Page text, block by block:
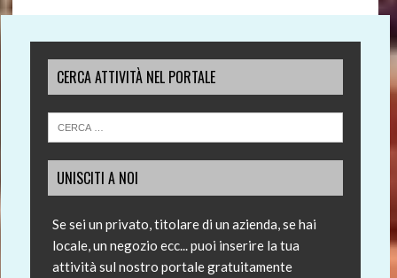
CERCA ATTIVITÀ NEL PORTALE
UNISCITI A NOI
Se sei un privato, titolare di un azienda, se hai
locale, un negozio ecc... puoi inserire la tua
attività sul nostro portale gratuitamente